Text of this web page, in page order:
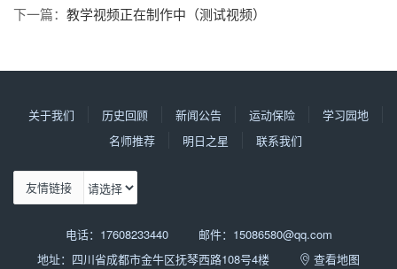
下一篇： 教学视频正在制作中（测试视频）
关于我们 历史回顾 新闻公告 运动保险
学习园地
名师推荐
明日之星 联系我们
友情链接
电话：17608233440
邮件：15086580@qq.com
地址：四川省成都市金牛区抚琴西路108号4楼
查看地图